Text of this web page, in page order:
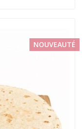
NOUVEAUTÉ